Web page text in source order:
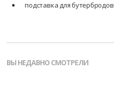
подставка для бутербродов
ВЫ НЕДАВНО СМОТРЕЛИ